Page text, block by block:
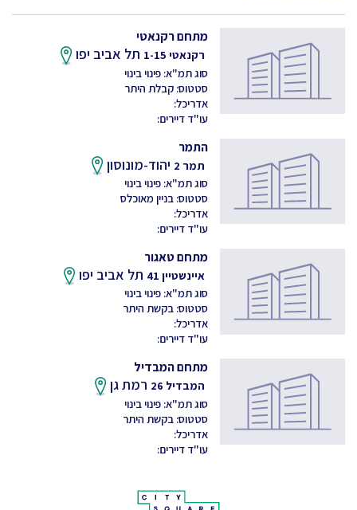
מתחם רקנאטי
רקנאטי 1-15 תל אביב יפו
סוג תמ"א: פינוי בינוי
סטטוס: קבלת היתר
אדריכל:
עו"ד דיירים:
התמר
תמר 2 יהוד-מונוסון
סוג תמ"א: פינוי בינוי
סטטוס: בניין מאוכלס
אדריכל:
עו"ד דיירים:
מתחם טאגור
איינשטיין 41 תל אביב יפו
סוג תמ"א: פינוי בינוי
סטטוס: בקשת היתר
אדריכל:
עו"ד דיירים:
מתחם המבדיל
המבדיל 26 רמת גן
סוג תמ"א: פינוי בינוי
סטטוס: בקשת היתר
אדריכל:
עו"ד דיירים: